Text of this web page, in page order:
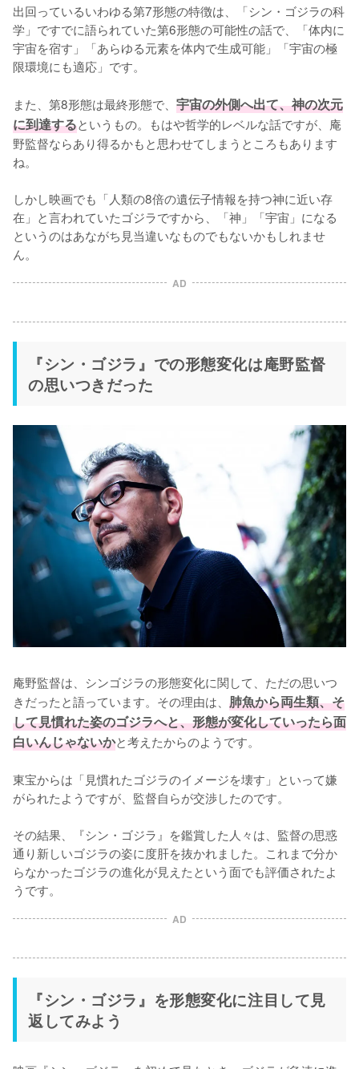
出回っているいわゆる第7形態の特徴は、「シン・ゴジラの科
学」ですでに語られていた第6形態の可能性の話で、「体内に
宇宙を宿す」「あらゆる元素を体内で生成可能」「宇宙の極
限環境にも適応」です。
また、第8形態は最終形態で、 宇宙の外側へ出て、神の次元
に到達するというもの。もはや哲学的レベルな話ですが、庵
野監督ならあり得るかもと思わせてしまうところもあります
ね。
しかし映画でも「人類の8倍の遺伝子情報を持つ神に近い存
在」と言われていたゴジラですから、「神」「宇宙」になる
というのはあながち見当違いなものでもないかもしれませ
ん。
AD
『シン・ゴジラ』での形態変化は庵野監督
の思いつきだった
庵野監督は、シンゴジラの形態変化に関して、ただの思いつ
きだったと語っています。その理由は、 肺魚から両生類、そ
して見慣れた姿のゴジラへと、形態が変化していったら面
白いんじゃないかと考えたからのようです。
東宝からは「見慣れたゴジラのイメージを壊す」といって嫌
がられたようですが、監督自らが交渉したのです。
その結果、『シン・ゴジラ』を鑑賞した人々は、監督の思惑
通り新しいゴジラの姿に度肝を抜かれました。これまで分か
らなかったゴジラの進化が見えたという面でも評価されたよ
うです。
AD
『シン・ゴジラ』を形態変化に注目して見
返してみよう